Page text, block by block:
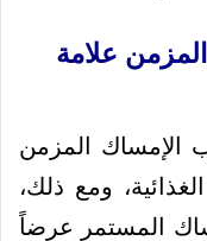
علامة
الإمساك المزمن
ومع ذلك،
المستمر عرضاً